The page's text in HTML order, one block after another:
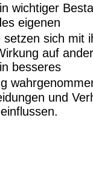
wichtiger
eigenen
sich mit
auf
besseres
und